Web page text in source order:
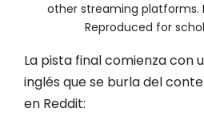
other streaming platforms.
Reproduced for
La pista final comienza con
inglés que se burla del
en Reddit: